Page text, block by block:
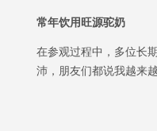
常年饮用旺源驼奶
在参观过程中，多位长
沛，朋友们都说我越来